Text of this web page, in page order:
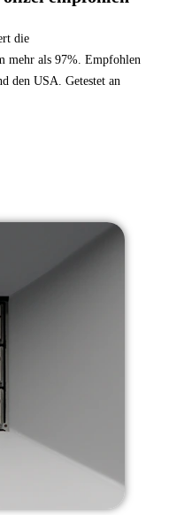
die
mehr als 97%. Empfohlen
den USA. Getestet an